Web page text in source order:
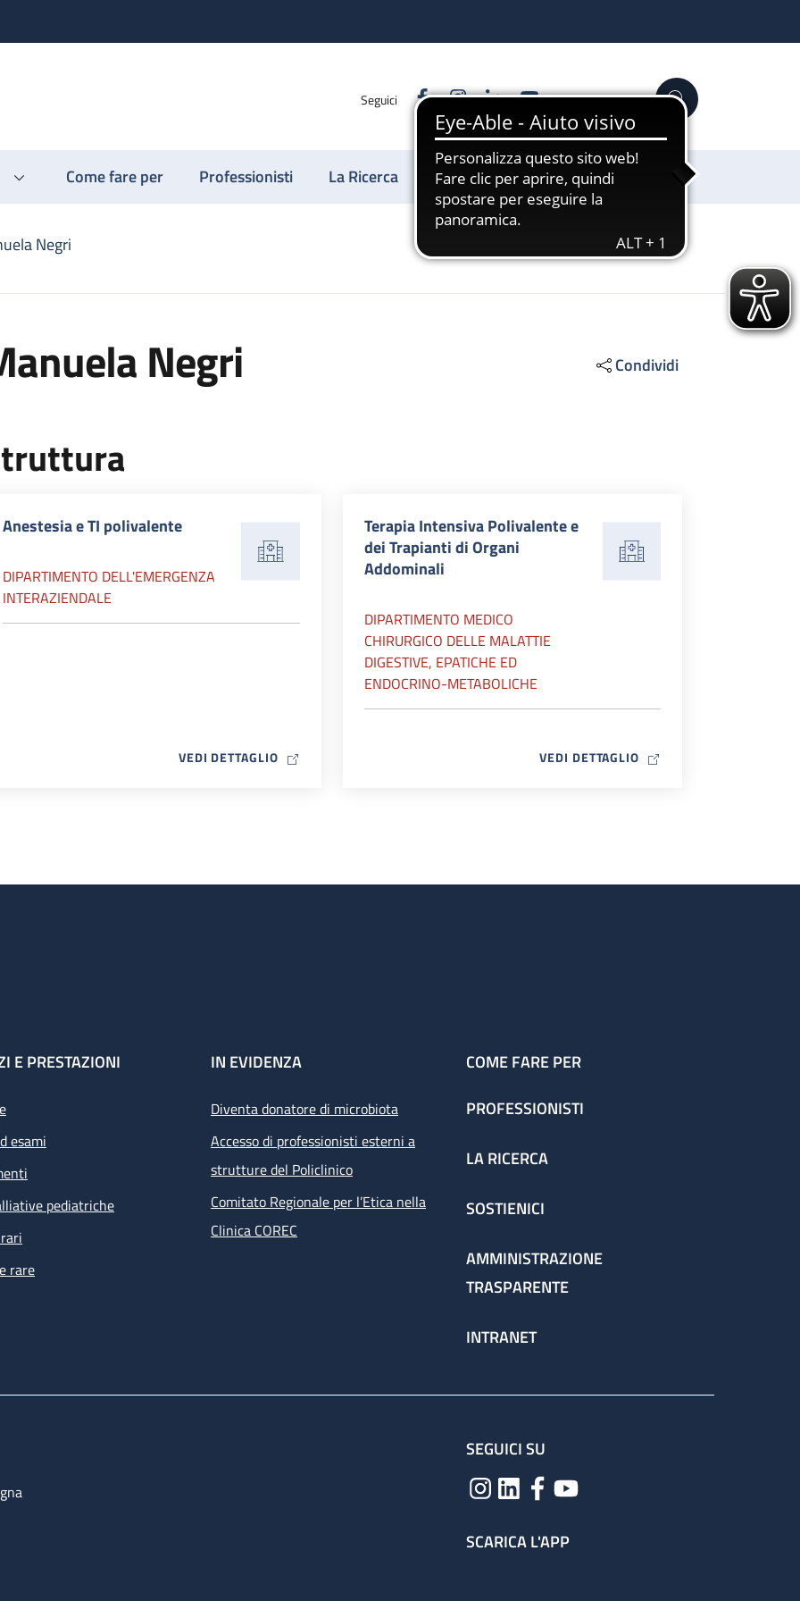
Seguici FacebookInstagram
LinkedinYouTube Cerca
Come fare per Professionisti La Ricerca Sostienici
Negri
Negri Condividi
Anestesia e TI polivalente
DIPARTIMENTO DELL'EMERGENZA
INTERAZIENDALE
VEDI DETTAGLIOMAP ICON
Terapia Intensiva Polivalente e
dei Trapianti di Organi
Addominali
DIPARTIMENTO MEDICO
CHIRURGICO DELLE MALATTIE
DIGESTIVE, EPATICHE ED
ENDOCRINO-METABOLICHE
VEDI DETTAGLIO MAP ICON
E PRESTAZIONI
esami
pediatriche
rare
IN EVIDENZA
Diventa donatore di microbiota
Accesso di professionisti esterni a
strutture del Policlinico
Comitato Regionale per l’Etica nella
Clinica COREC
COME FARE PER
PROFESSIONISTI
LA RICERCA
SOSTIENICI
AMMINISTRAZIONE
TRASPARENTE
INTRANET
SEGUICI SU
SCARICA L'APP